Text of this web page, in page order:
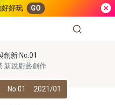
好玩 GO
創新 No.01
新銳廚藝創作
No.01 2021/01